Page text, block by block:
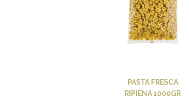
PASTA FRESCA
RIPIENA 1000GR